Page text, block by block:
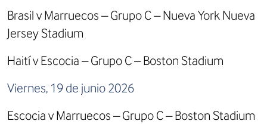
Brasil v Marruecos – Grupo C – Nueva York Nueva
Jersey Stadium
Haití v Escocia – Grupo C – Boston Stadium
Viernes, 19 de junio 2026
Escocia v Marruecos – Grupo C – Boston Stadium